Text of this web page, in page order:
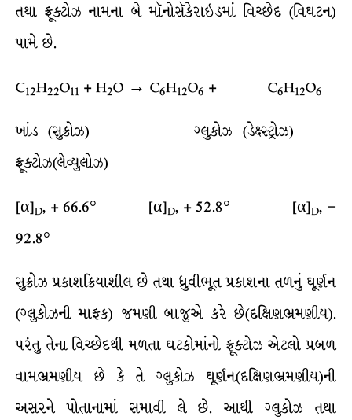
તથા ફ્રૂક્ટોઝ નામના બે મૉનોસૅકેરાઇડમાં વિચ્છેદ (વિઘટન)
પામે છે.
C12H22O11 + H2O → C6H12O6 + C6H12O6
ખાંડ (સુક્રોઝ) ગ્લુકોઝ (ડેક્ષ્સ્ટ્રોઝ)
ફ્રૂક્ટોઝ(લેવ્યુલોઝ)
[α]D, + 66.6° [α]D, + 52.8° [α]D, –
92.8°
સુક્રોઝ પ્રકાશક્રિયાશીલ છે તથા ધ્રુવીભૂત પ્રકાશના તળનું ઘૂર્ણન
(ગ્લુકોઝની માફક) જમણી બાજુએ કરે છે(દક્ષિણભ્રમણીય).
પરંતુ તેના વિચ્છેદથી મળતા ઘટકોમાંનો ફ્રૂક્ટોઝ એટલો પ્રબળ
વામભ્રમણીય છે કે તે ગ્લુકોઝ ઘૂર્ણન(દક્ષિણભ્રમણીય)ની
અસરને પોતાનામાં સમાવી લે છે. આથી ગ્લુકોઝ તથા